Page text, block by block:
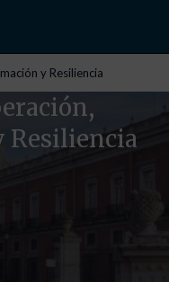
y Resiliencia
Resiliencia